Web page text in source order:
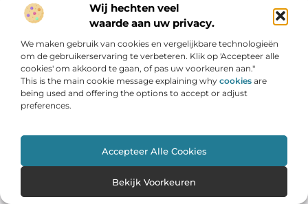
Wij hechten veel
waarde aan uw privacy.
We maken gebruik van cookies en vergelijkbare technologieën
om de gebruikerservaring te verbeteren. Klik op 'Accepteer alle
cookies' om akkoord te gaan, of pas uw voorkeuren aan."
This is the main cookie message explaining why cookies are
being used and offering the options to accept or adjust
preferences.
Accepteer Alle Cookies
Bekijk Voorkeuren
WINKELEN